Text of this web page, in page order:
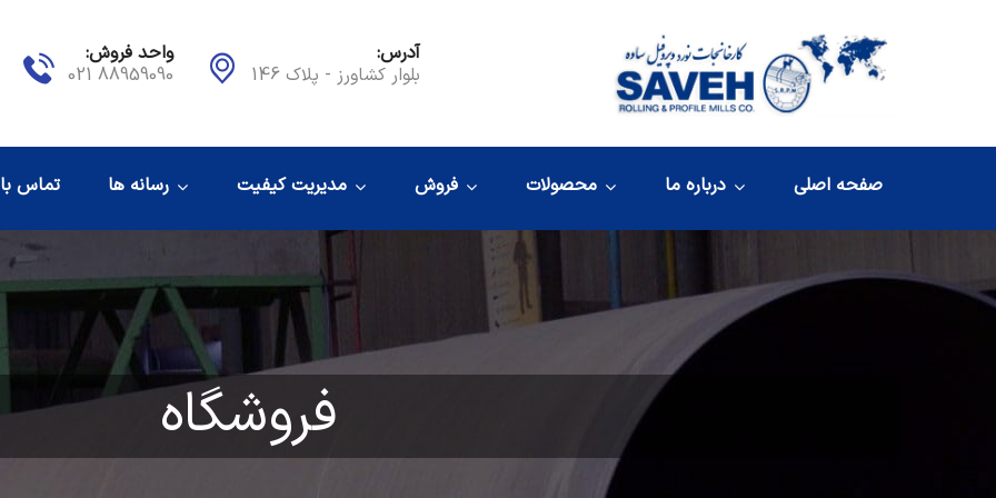
آدرس:
بلوار کشاورز - پلاک 146
واحد فروش:
88959090 021
صفحه اصلی درباره ما محصولات فروش مدیریت کیفیت رسانه ها تماس
فروشگاه